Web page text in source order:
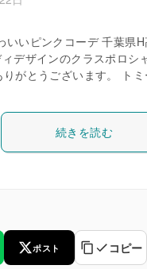
いいピンクコーデ 千葉県
デザインのクラスポロシ
がとうございます。 トミ
続きを読む
ポスト コピー